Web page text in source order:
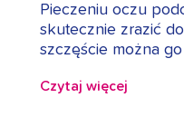
Pieczeniu oczu
skutecznie zrazić
szczęście można
Czytaj więcej